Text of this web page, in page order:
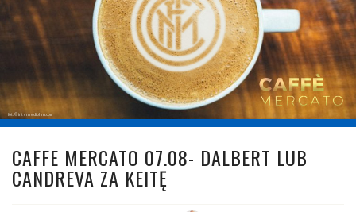
fot. © intermediolan.com
CAFFE MERCATO 07.08- DALBERT LUB
CANDREVA ZA KEITĘ